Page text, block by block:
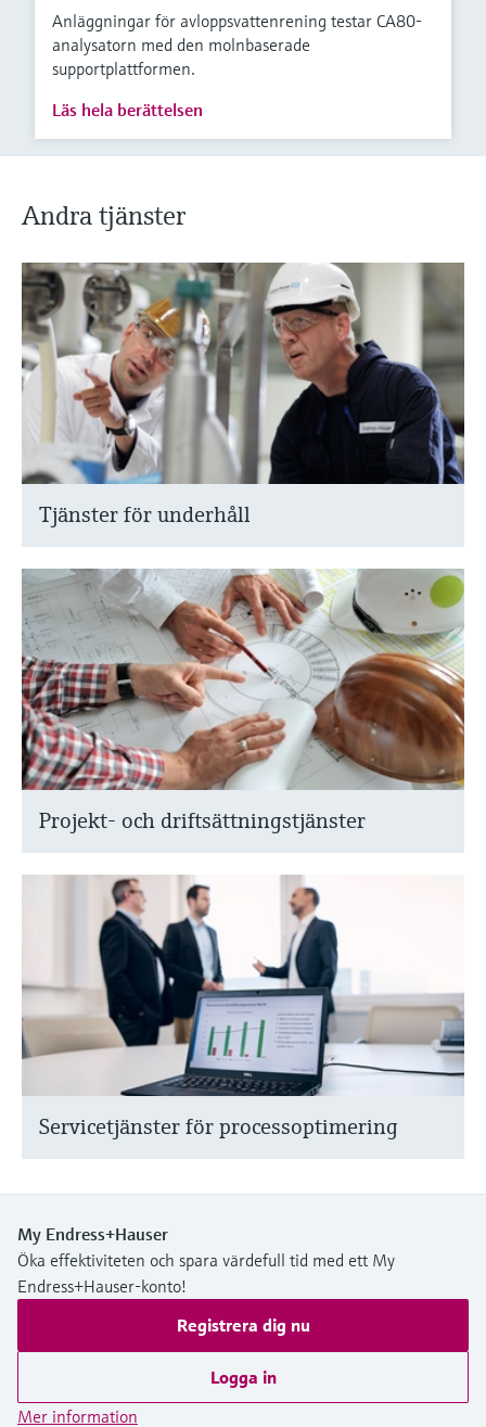
Anläggningar för avloppsvattenrening testar CA80-
analysatorn med den molnbaserade
supportplattformen.
Läs hela berättelsen
Andra tjänster
Tjänster för underhåll
Projekt- och driftsättningstjänster
Servicetjänster för processoptimering
My Endress+Hauser
Öka effektiviteten och spara värdefull tid med ett My
Endress+Hauser-konto!
Registrera dig nu
Logga in
Mer information